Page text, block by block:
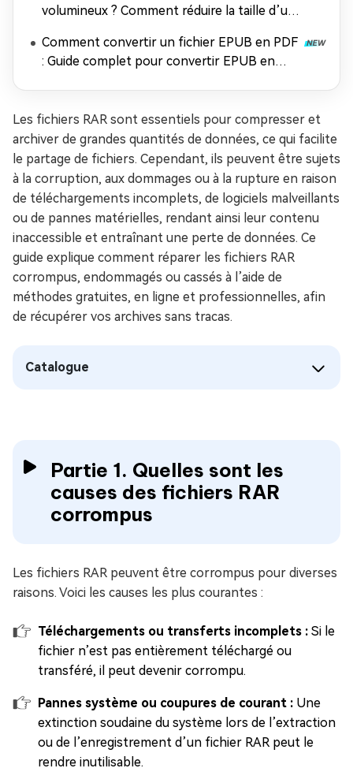
volumineux ? Comment réduire la taille d’un
Comment convertir un fichier EPUB en PDF
: Guide complet pour convertir EPUB en
Les fichiers RAR sont essentiels pour compresser et
archiver de grandes quantités de données, ce qui facilite
le partage de fichiers. Cependant, ils peuvent être sujets
à la corruption, aux dommages ou à la rupture en raison
de téléchargements incomplets, de logiciels malveillants
ou de pannes matérielles, rendant ainsi leur contenu
inaccessible et entraînant une perte de données. Ce
guide explique comment réparer les fichiers RAR
corrompus, endommagés ou cassés à l’aide de
méthodes gratuites, en ligne et professionnelles, afin
de récupérer vos archives sans tracas.
Catalogue
Partie 1. Quelles sont les
causes des fichiers RAR
corrompus
Les fichiers RAR peuvent être corrompus pour diverses
raisons. Voici les causes les plus courantes :
Téléchargements ou transferts incomplets : Si le
fichier n’est pas entièrement téléchargé ou
transféré, il peut devenir corrompu.
Pannes système ou coupures de courant : Une
extinction soudaine du système lors de l’extraction
ou de l’enregistrement d’un fichier RAR peut le
rendre inutilisable.